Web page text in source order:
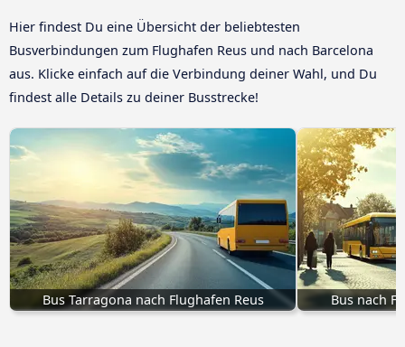
Hier findest Du eine Übersicht der beliebtesten
Busverbindungen zum Flughafen Reus und nach Barcelona
aus. Klicke einfach auf die Verbindung deiner Wahl, und Du
findest alle Details zu deiner Busstrecke!
Bus Tarragona nach Flughafen Reus Bus nach